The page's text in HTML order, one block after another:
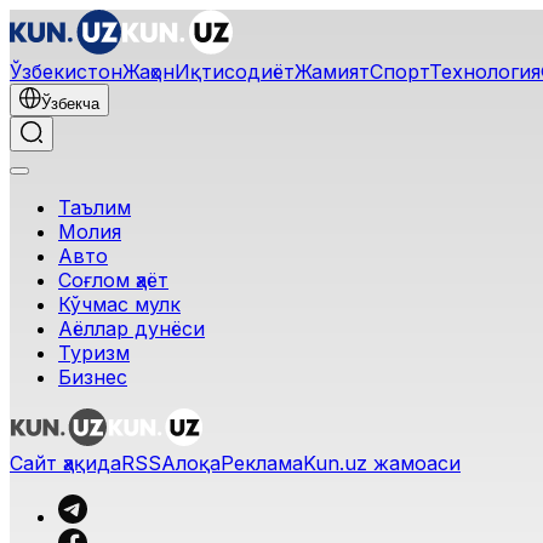
ЎзбекистонЖаҳонИқтисодиётЖамиятСпортТехнология
Ўзбекча
Таълим
Молия
Авто
Соғлом ҳаёт
Кўчмас мулк
Аёллар дунёси
Туризм
Бизнес
Сайт ҳақидаRSSАлоқаРекламаKun.uz жамоаси